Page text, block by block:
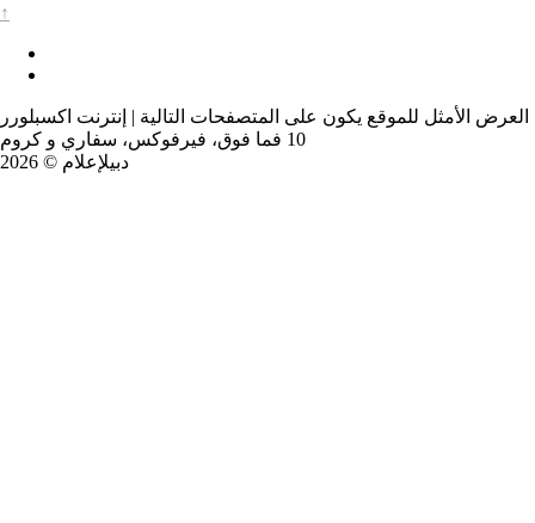
↑
العرض الأمثل للموقع يكون على المتصفحات التالية | إنترنت اكسبلورر
10 فما فوق، فيرفوكس، سفاري و كروم
دبيلإعلام © 2026